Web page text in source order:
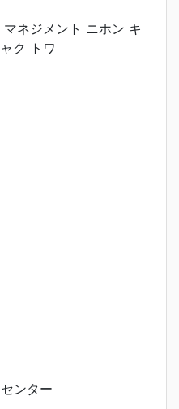
ネジメント ニホン キ
ク トワ
ンター